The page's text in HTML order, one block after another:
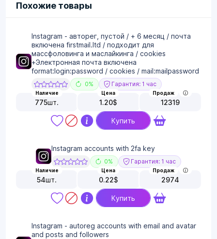
Похожие товары
Instagram - авторег, пустой / + 6 месяц / почта
включена firstmail.ltd / подходит для
массфоловинга и маслайкинга / cookies
+Электронная почта включена
format:login:password / cookies / mail:mailpassword
0% Гарантия: 1 час
Наличие
775шт.
Цена
1.20$
Продаж
12319
Купить
Instagram accounts with 2fa key
0% Гарантия: 1 час
Наличие
54шт.
Цена
0.22$
Продаж
2974
Купить
Instagram - autoreg accounts with email and avatar
and posts and followers